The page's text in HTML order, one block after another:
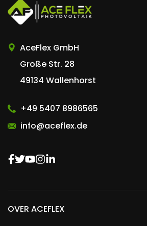
AceFlex GmbH
Große Str. 28
49134 Wallenhorst
+49 5407 8986565
info@aceflex.de
OVER ACEFLEX